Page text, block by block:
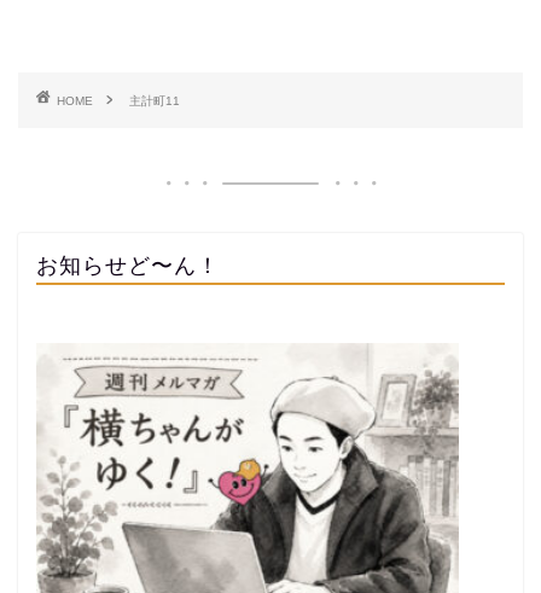
HOME 主計町11
お知らせど〜ん！